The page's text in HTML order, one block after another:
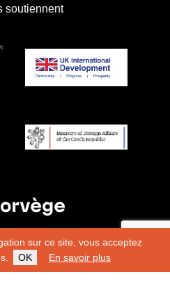
sur ce site, vous acceptez
OK En savoir plus
soutiennent